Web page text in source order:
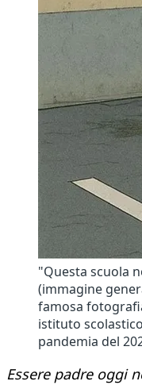
"Questa scuola
(immagine
famosa
istituto
pandemia del
Essere padre oggi